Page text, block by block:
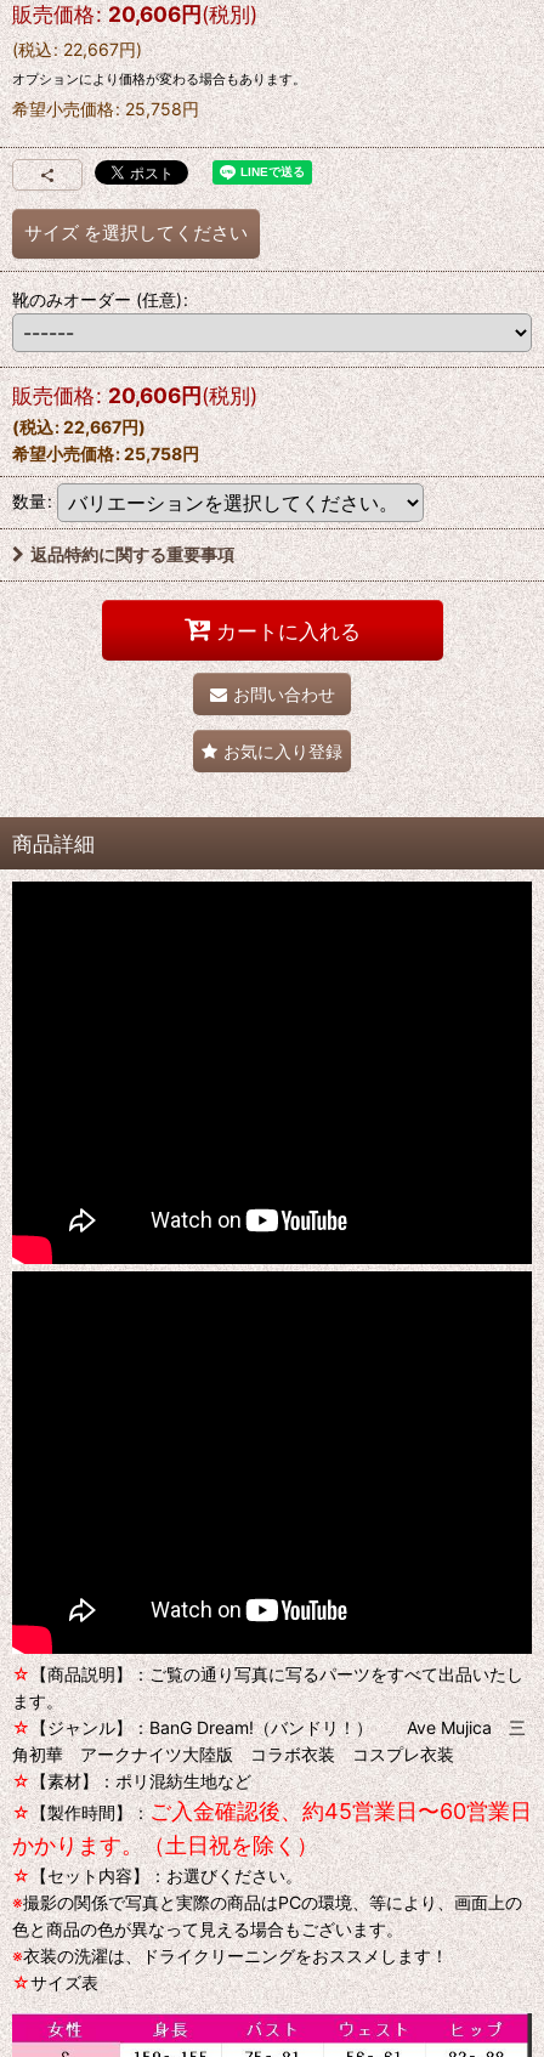
販売価格: 20,606円(税別)
(税込: 22,667円)
オプションにより価格が変わる場合もあります。
希望小売価格: 25,758円
サイズ を選択してください
靴のみオーダー(任意):
販売価格: 20,606円(税別)
(税込:22,667円)
希望小売価格:25,758円
数量:
返品特約に関する重要事項
カートに入れる
お問い合わせ
お気に入り登録
商品詳細
☆【商品説明】：ご覧の通り写真に写るパーツをすべて出品いたし
ます。
☆ 【ジャンル】：BanG Dream!（バンドリ！） Ave Mujica 三
角初華 アークナイツ大陸版 コラボ衣装 コスプレ衣装
☆【素材】：ポリ混紡生地など
☆【製作時間】：ご入金確認後、約45営業日〜60営業日
かかります。（土日祝を除く）
☆ 【セット内容】：お選びください。
※撮影の関係で写真と実際の商品はPCの環境、等により、画面上の
色と商品の色が異なって見える場合もございます。
※衣装の洗濯は、ドライクリーニングをおススメします！
☆サイズ表